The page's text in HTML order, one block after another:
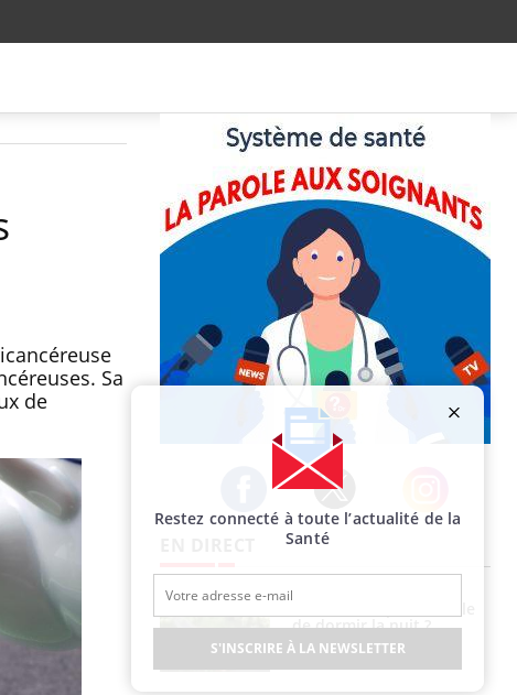
Sa
de
Facebook Twitter Instagram
dengue,
Nile : que se passe-
le sud de la
de dormir la nuit ?
Restez connecté à toute l’actualité de la
Santé
S'INSCRIRE À LA NEWSLETTER